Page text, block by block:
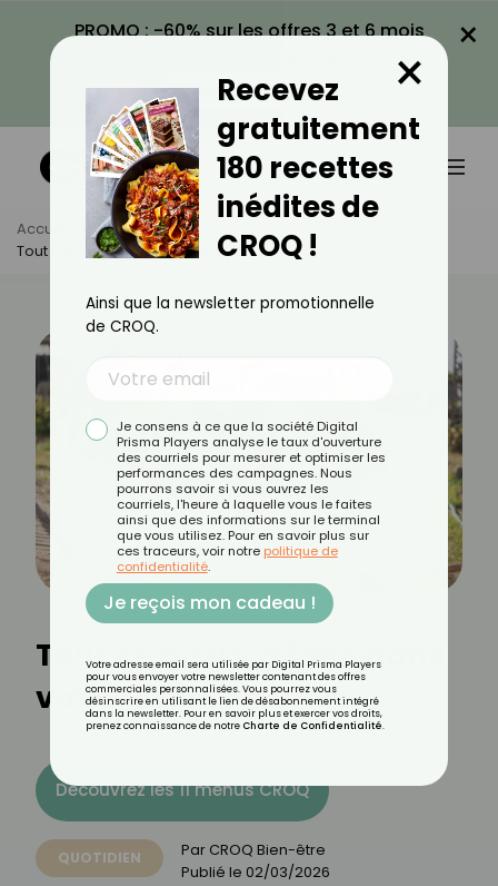
PROMO : -60% sur les offres 3 et 6 mois
VOIR LA PROMO
×
Accueil Actus
Quotidien
Tout Ce Qu’il Y A Faire Dans Votre Jardin En Mars
Tout ce qu’il y a faire dans
votre jardin en mars
Découvrez les 11 menus CROQ
QUOTIDIEN Par CROQ Bien-être
Publié le 02/03/2026
Recevez
gratuitement
180 recettes
inédites de
CROQ !
×
Ainsi que la newsletter promotionnelle
de CROQ.
Je consens à ce que la société Digital
Prisma Players analyse le taux d'ouverture
des courriels pour mesurer et optimiser les
performances des campagnes. Nous
pourrons savoir si vous ouvrez les
courriels, l'heure à laquelle vous le faites
ainsi que des informations sur le terminal
que vous utilisez. Pour en savoir plus sur
ces traceurs, voir notre politique de
confidentialité.
Je reçois mon cadeau !
Votre adresse email sera utilisée par Digital Prisma Players
pour vous envoyer votre newsletter contenant des offres
commerciales personnalisées. Vous pourrez vous
désinscrire en utilisant le lien de désabonnement intégré
dans la newsletter. Pour en savoir plus et exercer vos droits,
prenez connaissance de notre Charte de Confidentialité.